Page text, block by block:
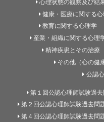
心理状態の観察及び結
健康・医療に関する
教育に関する心理学
産業・組織に関する心理
精神疾患とその治療
その他（心の健
公認
第１回公認心理師試験過去
第２回公認心理師試験過去問
第４回公認心理師試験過去問